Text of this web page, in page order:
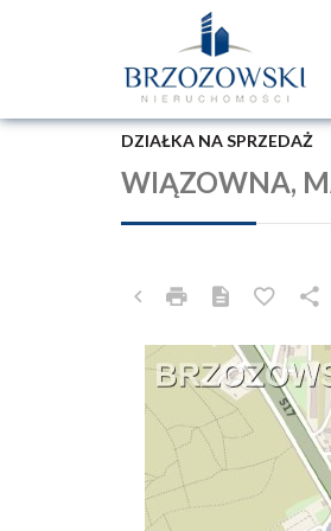
WIĄZOWNA,
DZIAŁKA NA SPRZEDAŻ